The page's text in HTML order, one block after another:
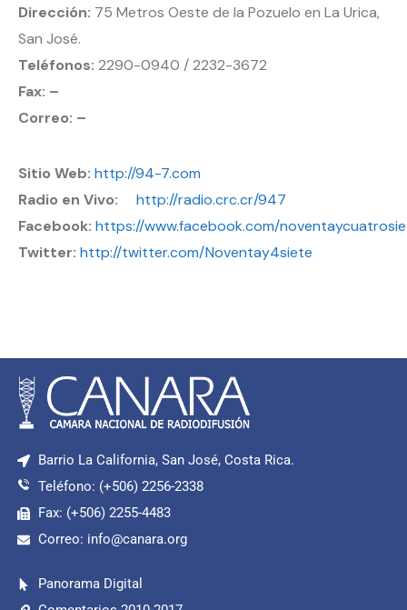
Dirección: 75 Metros Oeste de la Pozuelo en La Urica,
San José.
Teléfonos: 2290-0940 / 2232-3672
Fax: –
Correo: –
Sitio Web: http://94-7.com
Radio en Vivo:
http://radio.crc.cr/947
Facebook: https://www.facebook.com/
Twitter: http://twitter.com/Noventay4siete
Barrio La California, San José, Costa Rica.
Teléfono: (+506) 2256-2338
Fax: (+506) 2255-4483
Correo: info@canara.org
Panorama Digital